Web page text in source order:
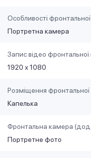
Особливості
Портретна камера
Запис відео
1920 х 1080
Розміщення
Капелька
Фронтальна камера
Портретне фото